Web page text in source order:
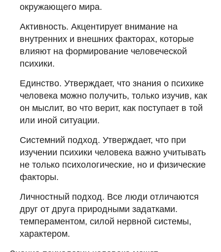
окружающего мира.
Активность. Акцентирует внимание на
внутренних и внешних факторах, которые
влияют на формирование человеческой
психики.
Единство. Утверждает, что знания о психике
человека можно получить, только изучив, как
он мыслит, во что верит, как поступает в той
или иной ситуации.
Системний подход. Утверждает, что при
изучении психики человека важно учитывать
не только психологические, но и физические
факторы.
Личностный подход. Все люди отличаются
друг от друга природными задатками.
темпераментом, силой нервной системы,
характером.